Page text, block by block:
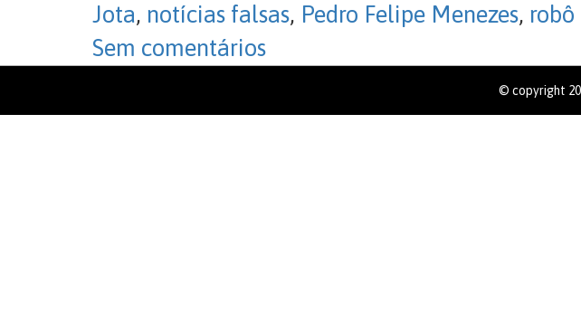
Jota, notícias falsas, Pedro Felipe Menezes,
Sem comentários
© copyright